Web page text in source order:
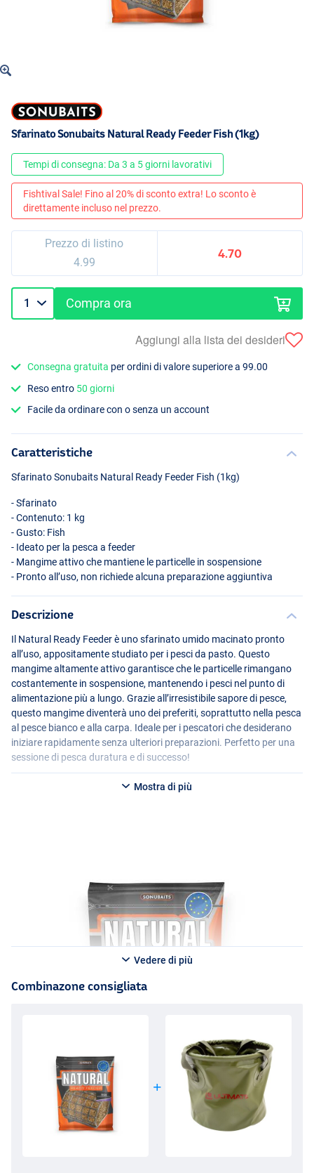
Sfarinato Sonubaits Natural Ready Feeder Fish (1kg)
Tempi di consegna: Da 3 a 5 giorni lavorativi
Fishtival Sale! Fino al 20% di sconto extra! Lo sconto è
direttamente incluso nel prezzo.
Prezzo di listino
4.99
4.70
Compra ora
Aggiungi alla lista dei desideri
Consegna gratuita per ordini di valore superiore a 99.00
Reso entro 50 giorni
Facile da ordinare con o senza un account
Caratteristiche
Sfarinato Sonubaits Natural Ready Feeder Fish (1kg)
- Sfarinato
- Contenuto: 1 kg
- Gusto: Fish
- Ideato per la pesca a feeder
- Mangime attivo che mantiene le particelle in sospensione
- Pronto all’uso, non richiede alcuna preparazione aggiuntiva
Descrizione
Il Natural Ready Feeder è uno sfarinato umido macinato pronto
all’uso, appositamente studiato per i pesci da pasto. Questo
mangime altamente attivo garantisce che le particelle rimangano
costantemente in sospensione, mantenendo i pesci nel punto di
alimentazione più a lungo. Grazie all’irresistibile sapore di pesce,
questo mangime diventerà uno dei preferiti, soprattutto nella pesca
al pesce bianco e alla carpa. Ideale per i pescatori che desiderano
iniziare rapidamente senza ulteriori preparazioni. Perfetto per una
sessione di pesca duratura e di successo!
Mostra di più
Vedere di più
Combinazone consigliata